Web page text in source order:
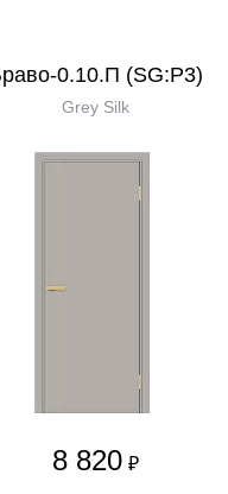
0.10.П (SG:P3)
Grey Silk
8 820 ₽